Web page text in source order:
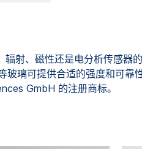
射、磁性还是电分析传感器
璃可提供合适的强度和可靠性
GmbH 的注册商标。